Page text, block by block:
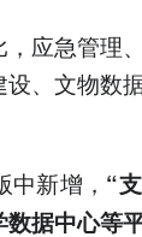
应急管理
、文物数
新增， “
据中心等